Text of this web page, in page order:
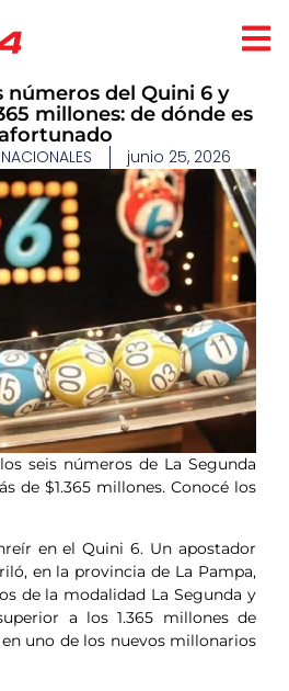
números del Quini 6 y
millones: de dónde es
junio 25, 2026
seis números de La Segunda
de $1.365 millones. Conocé los
en el Quini 6. Un apostador
en la provincia de La Pampa,
de la modalidad La Segunda y
a los 1.365 millones de
uno de los nuevos millonarios